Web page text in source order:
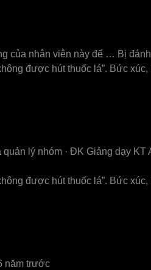
của nhân viên này để … Bị
được hút thuốc lá”. Bức
lý nhóm · ĐK Giảng dạy KT
được hút thuốc lá”. Bức
năm trước